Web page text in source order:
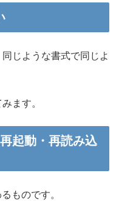
じような書式で同じよ
ます。
起動・再読み込
ものです。